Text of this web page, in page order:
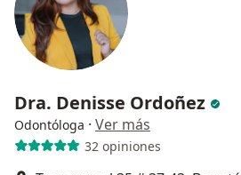
Dra. Denisse Ordoñez
Odontóloga · Ver más
32 opiniones